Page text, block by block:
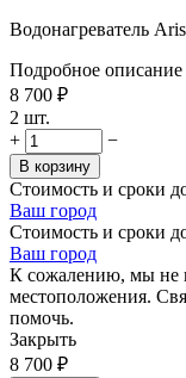
Водонагреватель
Подробное описание
8 700 ₽
2 шт.
+
−
В корзину
Стоимость и сроки
Ваш город
Стоимость и сроки
Ваш город
К сожалению, мы не
местоположения.
помочь.
Закрыть
8 700 ₽